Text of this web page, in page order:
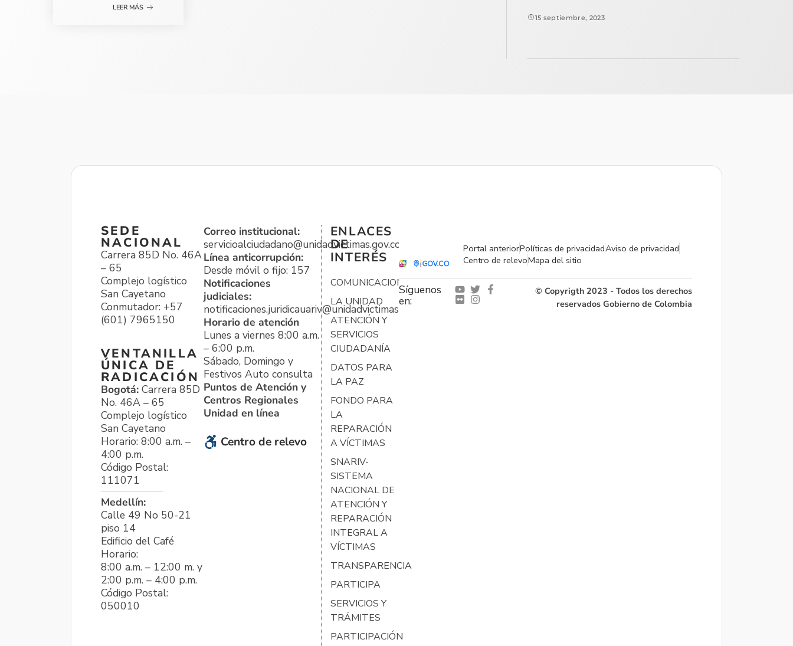
LEER MÁS
15 septiembre, 2023
SEDE
NACIONAL
Carrera 85D No. 46A
– 65
Complejo logístico
San Cayetano
Conmutador: +57
(601) 7965150
VENTANILLA
ÚNICA DE
RADICACIÓN
Bogotá: Carrera 85D
No. 46A – 65
Complejo logístico
San Cayetano
Horario: 8:00 a.m. –
4:00 p.m.
Código Postal:
111071
Medellín:
Calle 49 No 50-21
piso 14
Edificio del Café
Horario:
8:00 a.m. – 12:00 m. y
2:00 p.m. – 4:00 p.m.
Código Postal:
050010
Correo institucional:
servicioalciudadano@unidadvictimas.gov.co
Línea anticorrupción:
Desde móvil o fijo: 157
Notificaciones
judiciales:
notificaciones.juridicauariv@unidadvictimas.gov.co
Horario de atención
Lunes a viernes 8:00 a.m.
– 6:00 p.m.
Sábado, Domingo y
Festivos Auto consulta
Puntos de Atención y
Centros Regionales
Unidad en línea
Centro de relevo
ENLACES
DE
INTERÉS
COMUNICACIONES
LA UNIDAD
ATENCIÓN Y
SERVICIOS
CIUDADANÍA
DATOS PARA
LA PAZ
FONDO PARA
LA
REPARACIÓN
A VÍCTIMAS
SNARIV-
SISTEMA
NACIONAL DE
ATENCIÓN Y
REPARACIÓN
INTEGRAL A
VÍCTIMAS
TRANSPARENCIA
PARTICIPA
SERVICIOS Y
TRÁMITES
PARTICIPACIÓN
Portal anteriorPolíticas de privacidadAviso de privacidad
Centro de relevoMapa del sitio
Síguenos
en:
© Copyrigth 2023 - Todos los derechos
reservados Gobierno de Colombia